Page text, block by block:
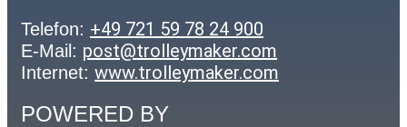
Telefon: +49 721 59 78 24 900
E-Mail: post@trolleymaker.com
Internet: www.trolleymaker.com
POWERED BY